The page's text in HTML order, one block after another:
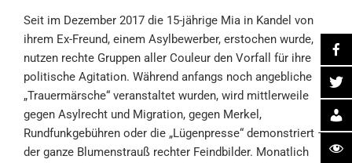
Seit im Dezember 2017 die 15-jährige Mia in Kandel von
ihrem Ex-Freund, einem Asylbewerber, erstochen wurde,
nutzen rechte Gruppen aller Couleur den Vorfall für ihre
politische Agitation. Während anfangs noch angebliche
„Trauermärsche“ veranstaltet wurden, wird mittlerweile
gegen Asylrecht und Migration, gegen Merkel,
Rundfunkgebühren oder die „Lügenpresse“ demonstriert –
der ganze Blumenstrauß rechter Feindbilder. Monatlich